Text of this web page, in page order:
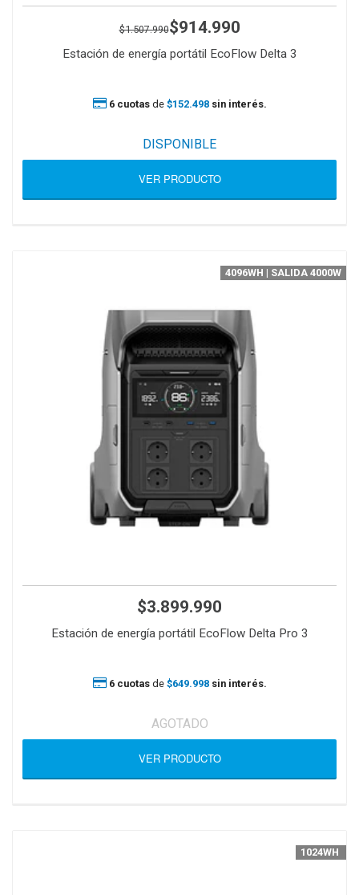
$1.507.990$914.990
Estación de energía portátil EcoFlow Delta 3
6 cuotasde $152.498 sin interés.
DISPONIBLE
VER PRODUCTO
$3.899.990
Estación de energía portátil EcoFlow Delta Pro 3
4096WH | SALIDA 4000W
6 cuotasde $649.998 sin interés.
AGOTADO
VER PRODUCTO
1024WH